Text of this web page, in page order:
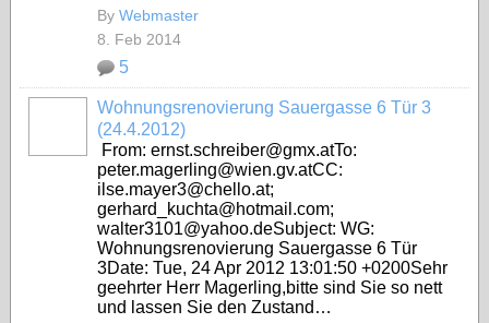
By Webmaster
8. Feb 2014
5
Wohnungsrenovierung Sauergasse 6 Tür 3
(24.4.2012)
From: ernst.schreiber@gmx.atTo:
peter.magerling@wien.gv.atCC:
ilse.mayer3@chello.at;
gerhard_kuchta@hotmail.com;
walter3101@yahoo.deSubject: WG:
Wohnungsrenovierung Sauergasse 6 Tür
3Date: Tue, 24 Apr 2012 13:01:50 +0200Sehr
geehrter Herr Magerling,bitte sind Sie so nett
und lassen Sie den Zustand…